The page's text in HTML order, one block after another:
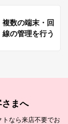
複数の端末・回
線の管理を行う
まへ
なら来店不要でお